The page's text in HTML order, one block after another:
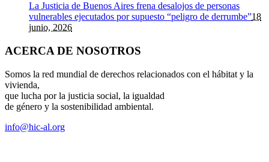
La Justicia de Buenos Aires frena desalojos de personas
vulnerables ejecutados por supuesto “peligro de derrumbe”18
junio, 2026
ACERCA DE NOSOTROS
Somos la red mundial de derechos relacionados con el hábitat y la
vivienda,
que lucha por la justicia social, la igualdad
de género y la sostenibilidad ambiental.
info@hic-al.org